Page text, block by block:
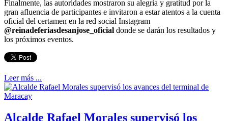
Finalmente, las autoridades mostraron su alegria y gratitud por la
gran afluencia de participantes e invitaron a estar atentos a la cuenta
oficial del certamen en la red social Instagram
@reinadeferiasdesanjose_oficial donde se darán los resultados y
los próximos eventos.
Leer más ...
Alcalde Rafael Morales supervisó los